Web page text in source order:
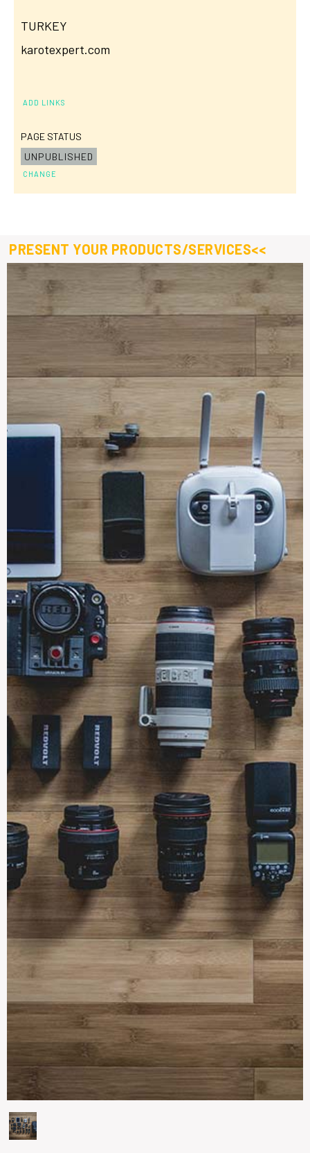
TURKEY
karotexpert.com
ADD LINKS
PAGE STATUS
UNPUBLISHED
CHANGE
PRESENT YOUR PRODUCTS/SERVICES<<